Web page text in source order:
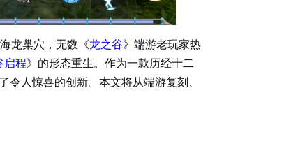
龙巢穴，无数《龙之谷》端游老玩家热
启程》的形态重生。作为一款历经十二
人惊喜的创新。本文将从端游复刻、